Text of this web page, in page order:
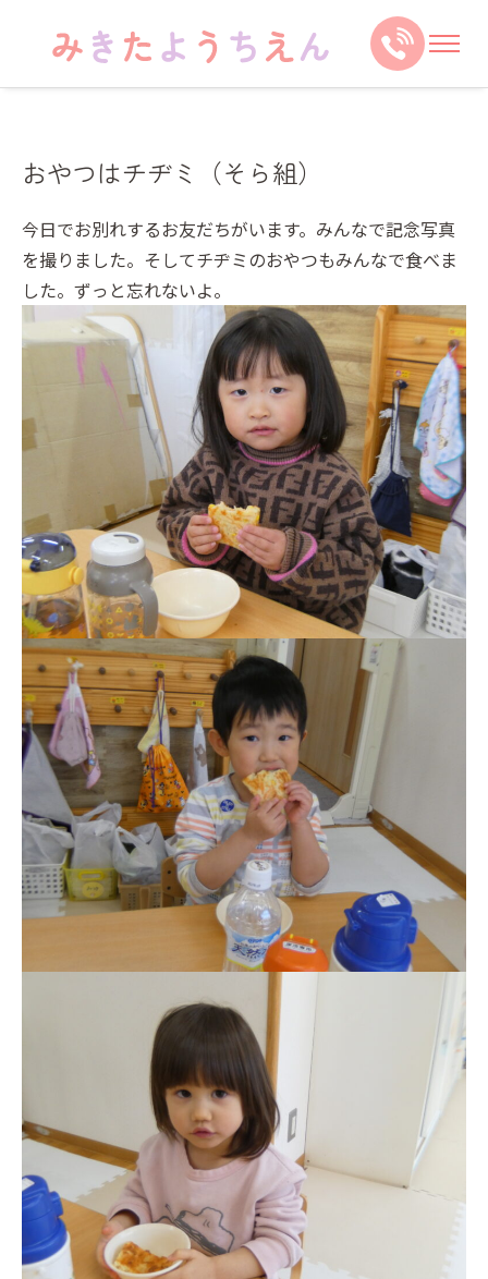
おやつはチヂミ（そら組）
今日でお別れするお友だちがいます。みんなで記念写真
を撮りました。そしてチヂミのおやつもみんなで食べま
した。ずっと忘れないよ。